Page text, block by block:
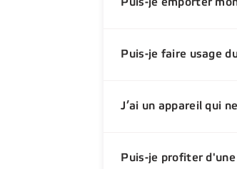
Puis-je emporter
Puis-je faire usage
J’ai un appareil qui
Puis-je profiter